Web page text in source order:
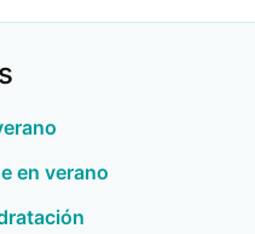
en verano